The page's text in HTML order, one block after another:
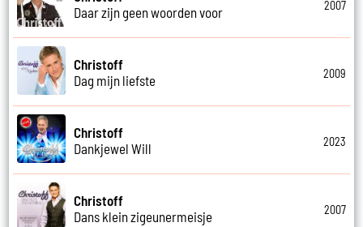
Daar zijn geen woorden voor
2007
Christoff
Dag mijn liefste
2009
Christoff
Dankjewel Will
2023
Christoff
Dans klein zigeunermeisje
2007